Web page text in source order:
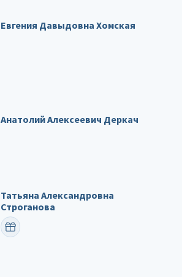
Евгения Давыдовна Хомская
Анатолий Алексеевич Деркач
Татьяна Александровна
Строганова
ПОЗДРАВИТЬ